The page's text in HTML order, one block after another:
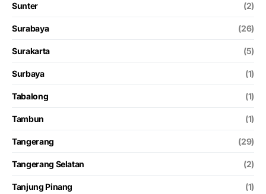
Sunter (2)
Surabaya (26)
Surakarta (5)
Surbaya (1)
Tabalong (1)
Tambun (1)
Tangerang (29)
Tangerang Selatan (2)
Tanjung Pinang (1)